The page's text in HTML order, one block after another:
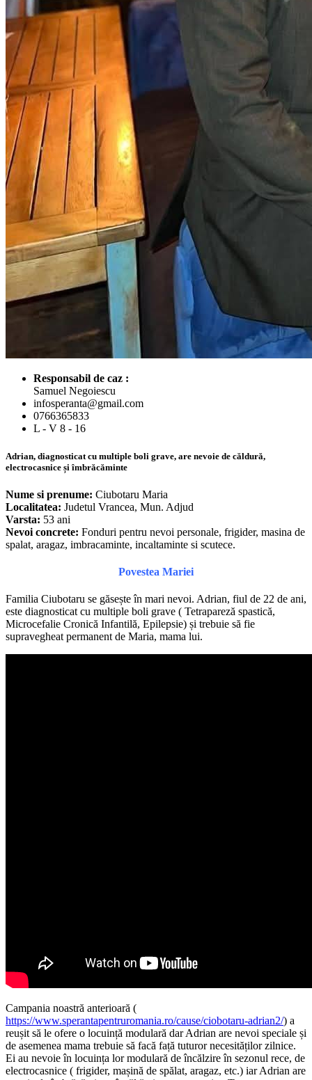
Responsabil de caz :
Samuel Negoiescu
infosperanta@gmail.com
0766365833
L - V 8 - 16
Adrian, diagnosticat cu multiple boli grave, are nevoie de căldură,
electrocasnice și îmbrăcăminte
Nume si prenume: Ciubotaru Maria
Localitatea: Judetul Vrancea, Mun. Adjud
Varsta: 53 ani
Nevoi concrete: Fonduri pentru nevoi personale, frigider, masina de
spalat, aragaz, imbracaminte, incaltaminte si scutece.
Povestea Mariei
Familia Ciubotaru se găsește în mari nevoi. Adrian, fiul de 22 de ani,
este diagnosticat cu multiple boli grave ( Tetrapareză spastică,
Microcefalie Cronică Infantilă, Epilepsie) și trebuie să fie
supravegheat permanent de Maria, mama lui.
Campania noastră anterioară (
https://www.sperantapentruromania.ro/cause/ciobotaru-adrian2/) a
reușit să le ofere o locuință modulară dar Adrian are nevoi speciale și
de asemenea mama trebuie să facă față tuturor necesităților zilnice.
Ei au nevoie în locuința lor modulară de încălzire în sezonul rece, de
electrocasnice ( frigider, mașină de spălat, aragaz, etc.) iar Adrian are